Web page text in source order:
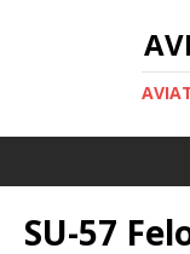
SU-57